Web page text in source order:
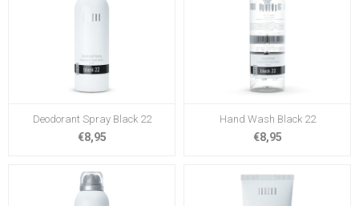
Deodorant Spray Black 22
€8,95
Hand Wash Black 22
€8,95